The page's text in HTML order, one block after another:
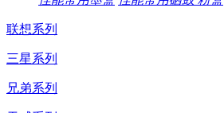
联想系列
三星系列
兄弟系列